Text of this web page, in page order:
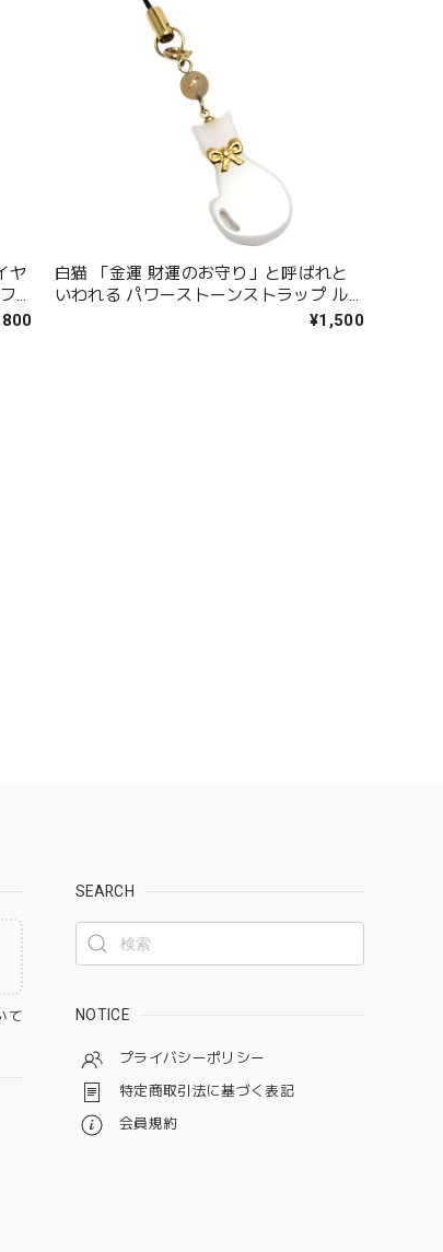
ヤ
白猫 「金運 財運のお守り」と呼ばれと
いわれる パワーストーンストラップ ル
チルクォーツ ストラップ 誕生日プレゼ
¥1,500
て
SEARCH
NOTICE
プライバシーポリシー
特定商取引法に基づく表記
会員規約